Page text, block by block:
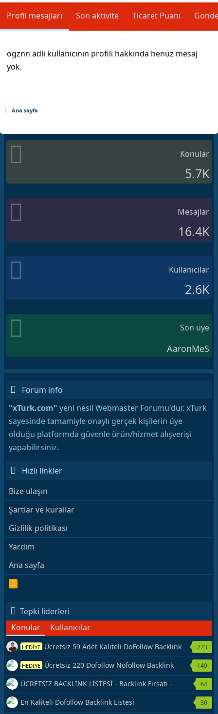
Profil mesajları Son aktivite Ticaret Puanı
ogznn adlı kullanıcının profili hakkında henüz mesaj
yok.
Ana sayfa
Konular
5.7K
Mesajlar
16.4K
Kullanıcılar
2.6K
Son üye
AaronMeS
Forum info
"xTurk.com" yeni nesil Webmaster Forumu'dur. xTurk
sayesinde tamamiyle onaylı gerçek kişilerin üye
olduğu platformda güvenle ürün/hizmet alışverişi
yapabilirsiniz.
Hızlı linkler
Bize ulaşın
Şartlar ve kurallar
Gizlilik politikası
Yardım
Ana sayfa
S
Tepki liderleri
Konular
Kullanıcılar
HEDİYE Ücretsiz 59 Adet Kaliteli DoFollow Backlink
Kaynağı Veriyorum.
223
HEDİYE Ücretsiz 220 Dofollow Nofollow Backlink
Veriyorum
149
ÜCRETSİZ BACKLİNK LİSTESİ - Backlink Fırsatı -
Hemen Yetiş!
64
En Kaliteli Dofollow Backlink Listesi 30